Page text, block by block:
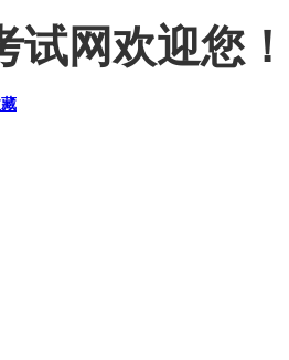
试网欢迎您！